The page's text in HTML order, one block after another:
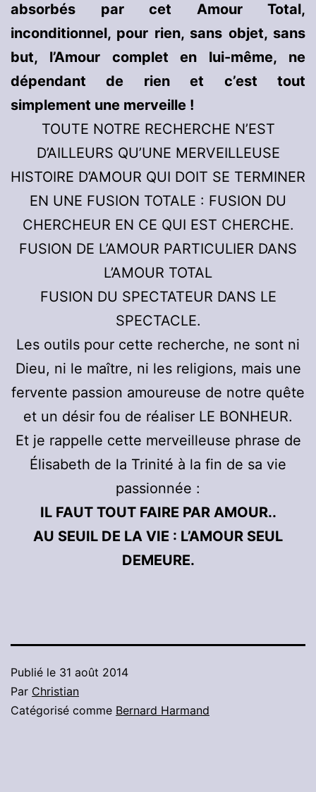
absorbés par cet Amour Total,
inconditionnel, pour rien, sans objet, sans
but, l’Amour complet en lui-même, ne
dépendant de rien et c’est tout
simplement une merveille !
TOUTE NOTRE RECHERCHE N’EST
D’AILLEURS QU’UNE MERVEILLEUSE
HISTOIRE D’AMOUR QUI DOIT SE TERMINER
EN UNE FUSION TOTALE : FUSION DU
CHERCHEUR EN CE QUI EST CHERCHE.
FUSION DE L’AMOUR PARTICULIER DANS
L’AMOUR TOTAL
FUSION DU SPECTATEUR DANS LE
SPECTACLE.
Les outils pour cette recherche, ne sont ni
Dieu, ni le maître, ni les religions, mais une
fervente passion amoureuse de notre quête
et un désir fou de réaliser LE BONHEUR.
Et je rappelle cette merveilleuse phrase de
Élisabeth de la Trinité à la fin de sa vie
passionnée :
IL FAUT TOUT FAIRE PAR AMOUR..
AU SEUIL DE LA VIE : L’AMOUR SEUL
DEMEURE.
Publié le 31 août 2014
Par Christian
Catégorisé comme Bernard Harmand